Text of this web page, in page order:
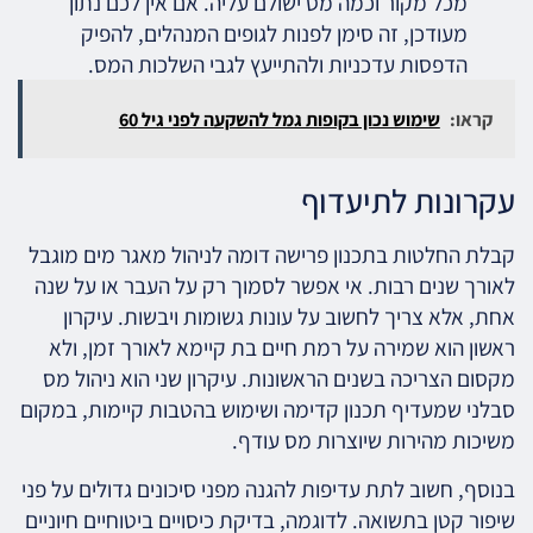
מעודכן, זה סימן לפנות לגופים המנהלים, להפיק
הדפסות עדכניות ולהתייעץ לגבי השלכות המס.
קראו: שימוש נכון בקופות גמל להשקעה לפני גיל 60
עקרונות לתיעדוף
קבלת החלטות בתכנון פרישה דומה לניהול מאגר מים מוגבל
לאורך שנים רבות. אי אפשר לסמוך רק על העבר או על שנה
אחת, אלא צריך לחשוב על עונות גשומות ויבשות. עיקרון
ראשון הוא שמירה על רמת חיים בת קיימא לאורך זמן, ולא
מקסום הצריכה בשנים הראשונות. עיקרון שני הוא ניהול מס
סבלני שמעדיף תכנון קדימה ושימוש בהטבות קיימות, במקום
משיכות מהירות שיוצרות מס עודף.
בנוסף, חשוב לתת עדיפות להגנה מפני סיכונים גדולים על פני
שיפור קטן בתשואה. לדוגמה, בדיקת כיסויים ביטוחיים חיוניים